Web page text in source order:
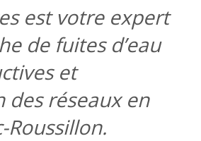
est votre expert
de fuites d’eau
et
des réseaux en
Roussillon.